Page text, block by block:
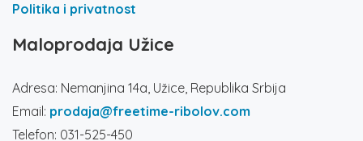
Politika i privatnost
Maloprodaja Užice
Adresa: Nemanjina 14a, Užice, Republika Srbija
Email: prodaja@freetime-ribolov.com
Telefon: 031-525-450